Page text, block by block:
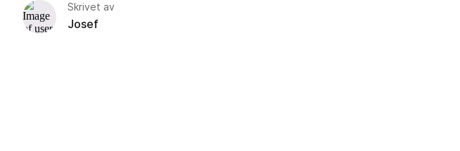
Skrivet av
Josef